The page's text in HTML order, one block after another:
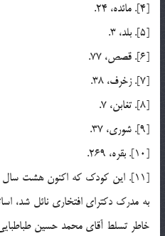
[4]. مائده، 24.
[5]. بلد، 3.
[6]. قصص، 77.
[7]. زخرف، 38.
[8]. تغابن، 7.
[9]. شوري، 37.
[10]. بقره، 269.
[11]. اين كودك كه اكنون هشت سال
به مدرك دكتراي افتخاري نائل شد،
خاطر تسلط آقاي محمد حسين